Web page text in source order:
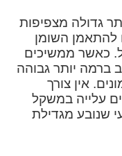
גדולה מצפיפות
להתאמן השומן
כאשר ממשיכים
ברמה יותר גבוהה
אין צורך
עלייה במשקל
שנובע מגדילת